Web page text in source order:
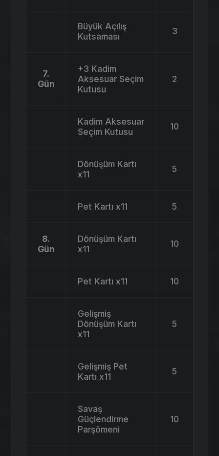
Büyük Açılış
Kutsaması
3
7.
Gün
+3 Kadim
Aksesuar Seçim
Kutusu
2
Kadim Aksesuar
Seçim Kutusu
10
Dönüşüm Kartı
x11
5
Pet Kartı x11 5
8.
Gün
Dönüşüm Kartı
x11
10
Pet Kartı x11 10
Gelişmiş
Dönüşüm Kartı
x11
5
Gelişmiş Pet
Kartı x11
5
Savaş
Güçlendirme
Parşömeni
10